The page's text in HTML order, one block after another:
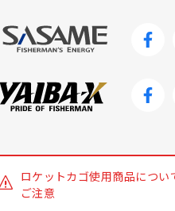
ロケットカゴ使用商品につい
ご注意